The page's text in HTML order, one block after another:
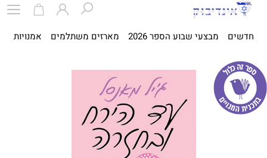
חדשים מבצעי שבוע הספר 2026 מארזים משתלמים אמנויות